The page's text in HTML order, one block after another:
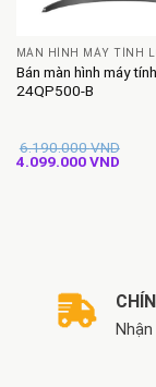
MÀN HÌNH MÁY TÍNH
Bán màn hình máy
24QP500-B
6.190.000VND
Giá
4.099.000VNDGiá